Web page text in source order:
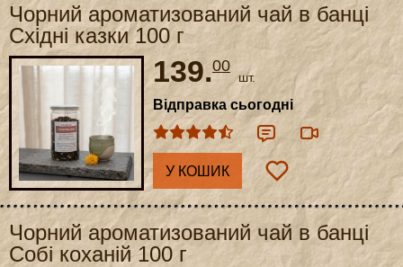
Чорний ароматизований чай в банці
Східні казки 100 г
139.00
шт.
Відправка сьогодні
У КОШИК
Чорний ароматизований чай в банці
Собі коханій 100 г